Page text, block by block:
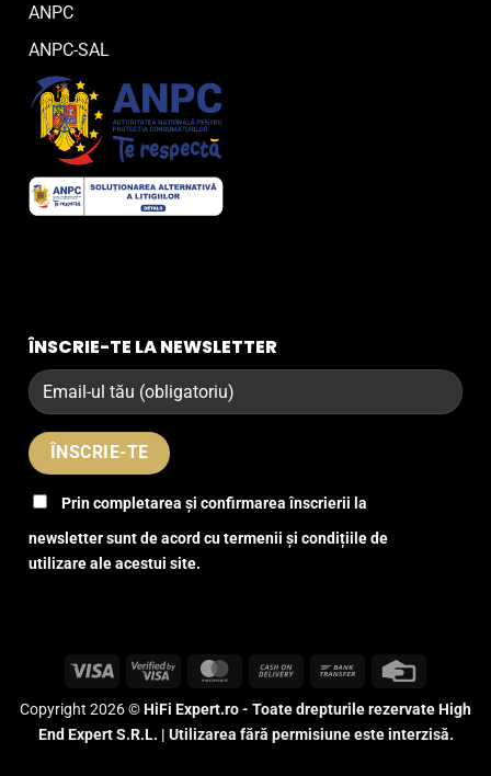
ANPC
ANPC-SAL
ÎNSCRIE-TE LA NEWSLETTER
Prin completarea și confirmarea înscrierii la
newsletter sunt de acord cu termenii și condițiile de
utilizare ale acestui site.
Visa
Visa
MasterCardCash
Delivery
Bank
Copyright 2026 ©HiFi Expert.ro - Toate drepturile rezervate High
End Expert S.R.L. | Utilizarea fără permisiune este interzisă.